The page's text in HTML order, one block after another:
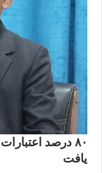
۸۰ درصد
یافت